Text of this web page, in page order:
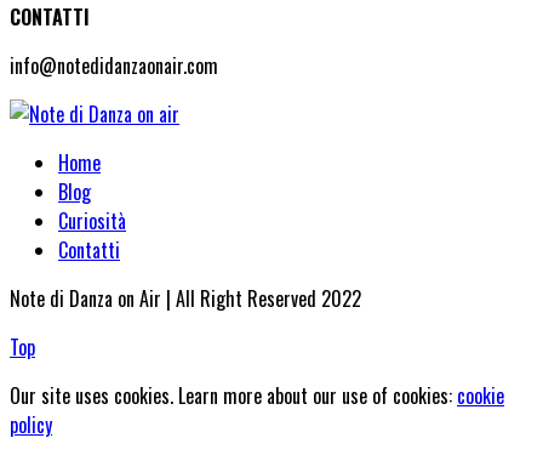
CONTATTI
info@notedidanzaonair.com
Home
Blog
Curiosità
Contatti
Note di Danza on Air | All Right Reserved 2022
Top
Our site uses cookies. Learn more about our use of cookies: cookie
policy